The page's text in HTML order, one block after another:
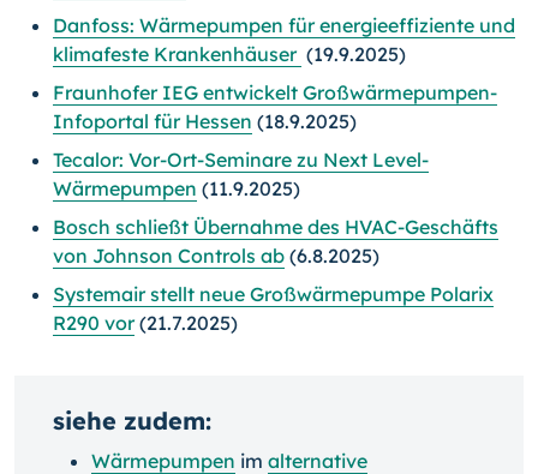
Danfoss: Wärmepumpen für energieeffiziente und
klimafeste Krankenhäuser (19.9.2025)
Fraunhofer IEG entwickelt Großwärmepumpen-
Infoportal für Hessen (18.9.2025)
Tecalor: Vor-Ort-Seminare zu Next Level-
Wärmepumpen (11.9.2025)
Bosch schließt Übernahme des HVAC-Geschäfts
von Johnson Controls ab (6.8.2025)
Systemair stellt neue Großwärmepumpe Polarix
R290 vor(21.7.2025)
siehe zudem:
Wärmepumpen im alternative